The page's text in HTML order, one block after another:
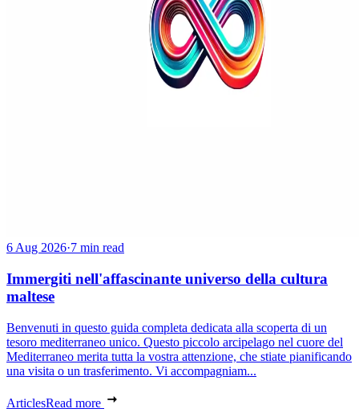
6 Aug 2026·7 min read
Immergiti nell'affascinante universo della cultura
maltese
Benvenuti in questo guida completa dedicata alla scoperta di un
tesoro mediterraneo unico. Questo piccolo arcipelago nel cuore del
Mediterraneo merita tutta la vostra attenzione, che stiate pianificando
una visita o un trasferimento. Vi accompagniam...
ArticlesRead more